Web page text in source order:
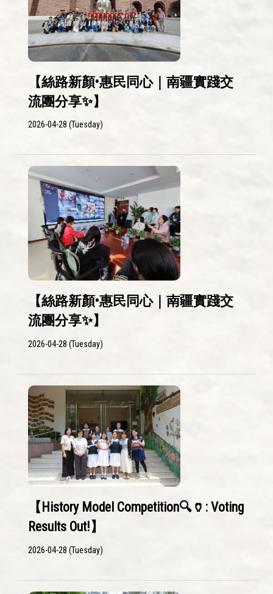
【絲路新顏•惠民同心｜南疆實踐交
流團分享✨】
2026-04-28 (Tuesday)
【絲路新顏•惠民同心｜南疆實踐交
流團分享✨】
2026-04-28 (Tuesday)
【History Model Competition🔍🏺: Voting
Results Out!】
2026-04-28 (Tuesday)